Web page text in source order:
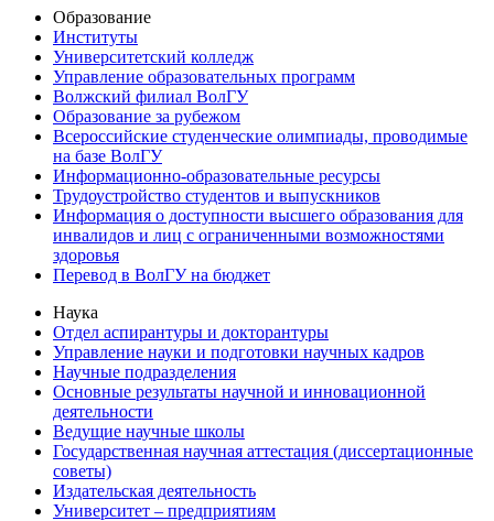
Образование
Институты
Университетский колледж
Управление образовательных программ
Волжский филиал ВолГУ
Образование за рубежом
Всероссийские студенческие олимпиады, проводимые
на базе ВолГУ
Информационно-образовательные ресурсы
Трудоустройство студентов и выпускников
Информация о доступности высшего образования для
инвалидов и лиц с ограниченными возможностями
здоровья
Перевод в ВолГУ на бюджет
Наука
Отдел аспирантуры и докторантуры
Управление науки и подготовки научных кадров
Научные подразделения
Основные результаты научной и инновационной
деятельности
Ведущие научные школы
Государственная научная аттестация (диссертационные
советы)
Издательская деятельность
Университет – предприятиям